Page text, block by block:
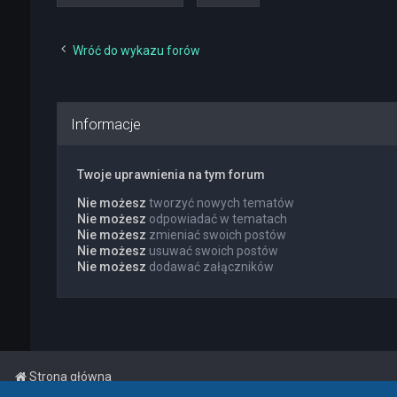
Wróć do wykazu forów
Informacje
Twoje uprawnienia na tym forum
Nie możesz tworzyć nowych tematów
Nie możesz odpowiadać w tematach
Nie możesz zmieniać swoich postów
Nie możesz usuwać swoich postów
Nie możesz dodawać załączników
Strona główna